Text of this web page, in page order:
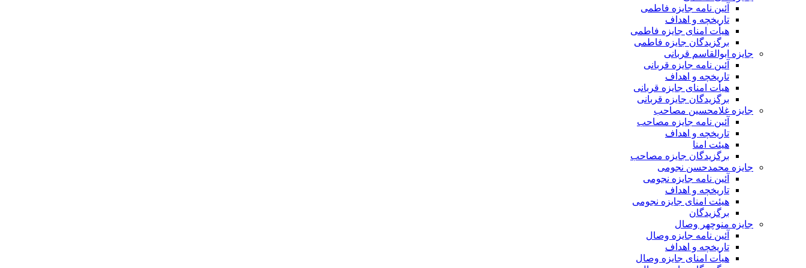
آئین نامه جایزه فاطمی
تاریخچه و اهداف
هیأت امنای جایزه فاطمی
برگزیدگان جایزه فاطمی
جایزه ابوالقاسم قربانی
آئین نامه جایزه قربانی
تاریخچه و اهداف
هیأت امنای جایزه قربانی
برگزیدگان جایزه قربانی
جایزه غلامحسین مصاحب
آئین نامه جایزه مصاحب
تاریخچه و اهداف
هیئت امنا
برگزیدگان جایزه مصاحب
جایزه محمدحسن نجومی
آئین نامه جایزه نجومی
تاریخچه و اهداف
هیئت امنای جایزه نجومی
برگزیدگان
جایزه منوچهر وصال
آئین نامه جایزه وصال
تاریخچه و اهداف
هیأت امنای جایزه وصال